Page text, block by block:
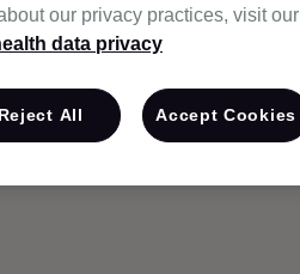
our privacy practices, visit our
data privacy
Reject All Accept Cookies